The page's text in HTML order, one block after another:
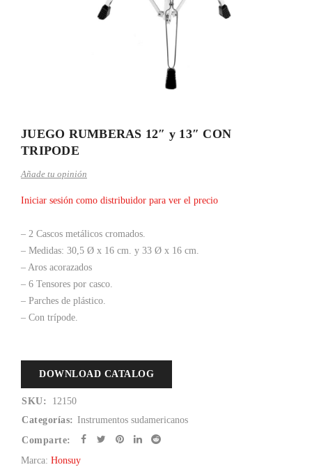
JUEGO RUMBERAS 12″ y 13″ CON
TRIPODE
Añade tu opinión
Iniciar sesión como distribuidor para ver el precio
– 2 Cascos metálicos cromados.
– Medidas: 30,5 Ø x 16 cm. y 33 Ø x 16 cm.
– Aros acorazados
– 6 Tensores por casco.
– Parches de plástico.
– Con trípode.
DOWNLOAD CATALOG
SKU:
12150
Categorías: Instrumentos sudamericanos
Comparte:
Marca: Honsuy